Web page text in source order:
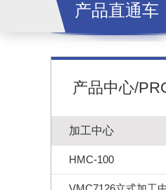
产品直通车
产品中心/
加工中心
HMC-100